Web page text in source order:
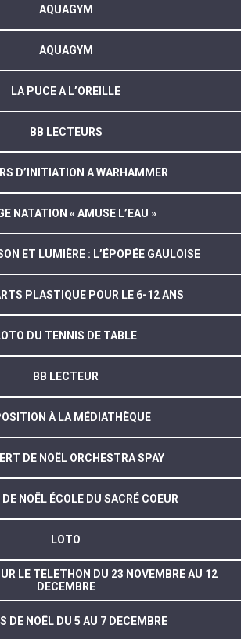
AQUAGYM
AQUAGYM
LA PUCE A L’OREILLE
BB LECTEURS
D’INITIATION A WARHAMMER
NATATION « AMUSE L’EAU »
ET LUMIÈRE : L’ÉPOPÉE GAULOISE
PLASTIQUE POUR LE 6-12 ANS
DU TENNIS DE TABLE
BB LECTEUR
À LA MÉDIATHÈQUE
DE NOËL ORCHESTRA SPAY
NOËL ÉCOLE DU SACRÉ COEUR
LOTO
LE TELETHON DU 23 NOVEMBRE AU 12
DECEMBRE
DE NOËL DU 5 AU 7 DECEMBRE